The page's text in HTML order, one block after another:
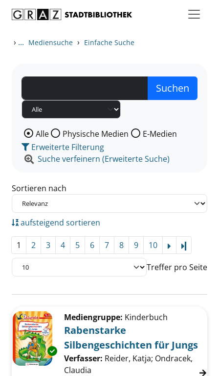
› ... Mediensuche › Einfache Suche
Wählen Sie die Medienart nach der Sie suchen wollen.
Alle Physische Medien
E-Medien
Erweiterte Filterung
Suche verfeinern (Erweiterte Suche)
Sortieren nach
aufsteigend sortieren
1 2 3 4 5 6 7 8 9 10
Treffer pro Seite
Zu den Suchfiltern springen
Exemplar-Details von Rabenstarke
Mediengruppe: Kinderbuch
Rabenstarke
Silbengeschichten für Jungs
Verfasser: Reider, Katja; Ondracek,
Claudia Suche nach diesem Verfasser